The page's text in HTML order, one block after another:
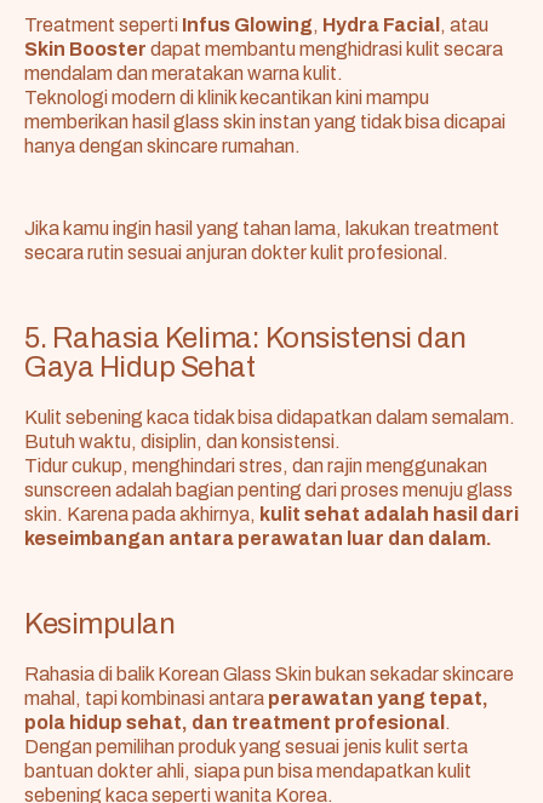
Treatment seperti Infus Glowing, Hydra Facial , atau
Skin Booster dapat membantu menghidrasi kulit secara
mendalam dan meratakan warna kulit.
Teknologi modern di klinik kecantikan kini mampu
memberikan hasil glass skin instan yang tidak bisa dicapai
hanya dengan skincare rumahan.
Jika kamu ingin hasil yang tahan lama, lakukan treatment
secara rutin sesuai anjuran dokter kulit profesional.
5. Rahasia Kelima: Konsistensi dan
Gaya Hidup Sehat
Kulit sebening kaca tidak bisa didapatkan dalam semalam.
Butuh waktu, disiplin, dan konsistensi.
Tidur cukup, menghindari stres, dan rajin menggunakan
sunscreen adalah bagian penting dari proses menuju glass
skin. Karena pada akhirnya, kulit sehat adalah hasil dari
keseimbangan antara perawatan luar dan dalam.
Kesimpulan
Rahasia di balik Korean Glass Skin bukan sekadar skincare
mahal, tapi kombinasi antara perawatan yang tepat,
pola hidup sehat, dan treatment profesional .
Dengan pemilihan produk yang sesuai jenis kulit serta
bantuan dokter ahli, siapa pun bisa mendapatkan kulit
sebening kaca seperti wanita Korea.